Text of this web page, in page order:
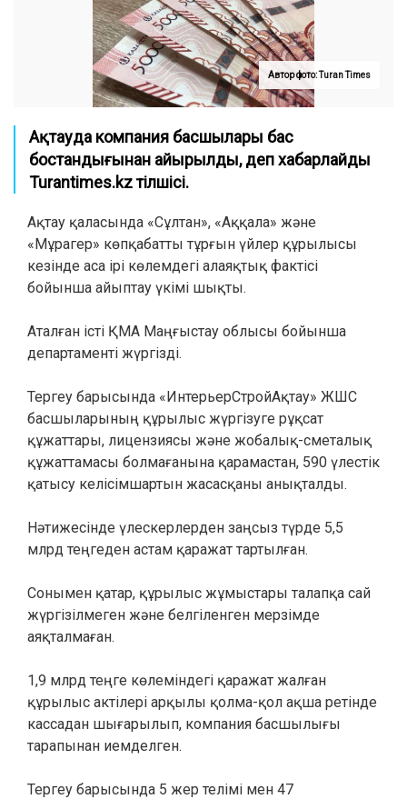
Автор фото: Turan Times
Ақтауда компания басшылары бас
бостандығынан айырылды, деп хабарлайды
Turantimes.kz тілшісі.
Ақтау қаласында «Сұлтан», «Аққала» және
«Мұрагер» көпқабатты тұрғын үйлер құрылысы
кезінде аса ірі көлемдегі алаяқтық фактісі
бойынша айыптау үкімі шықты.
Аталған істі ҚМА Маңғыстау облысы бойынша
департаменті жүргізді.
Тергеу барысында «ИнтерьерСтройАқтау» ЖШС
басшыларының құрылыс жүргізуге рұқсат
құжаттары, лицензиясы және жобалық-сметалық
құжаттамасы болмағанына қарамастан, 590 үлестік
қатысу келісімшартын жасасқаны анықталды.
Нәтижесінде үлескерлерден заңсыз түрде 5,5
млрд теңгеден астам қаражат тартылған.
Сонымен қатар, құрылыс жұмыстары талапқа сай
жүргізілмеген және белгіленген мерзімде
аяқталмаған.
1,9 млрд теңге көлеміндегі қаражат жалған
құрылыс актілері арқылы қолма-қол ақша ретінде
кассадан шығарылып, компания басшылығы
тарапынан иемделген.
Тергеу барысында 5 жер телімі мен 47